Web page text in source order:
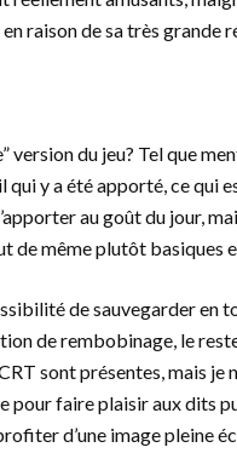
raison de sa très grande
version du jeu? Tel que
y a été apporté, ce qui
au goût du jour,
de même plutôt basiques
de sauvegarder en
de rembobinage, le
sont présentes, mais
pour faire plaisir aux dits
d’une image pleine